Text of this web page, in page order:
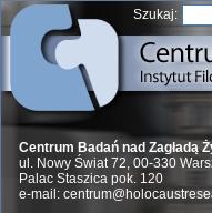
Szukaj:
Centrum Badań nad Zagładą
ul. Nowy Świat 72, 00-330
Palac Staszica pok. 120
e-mail: